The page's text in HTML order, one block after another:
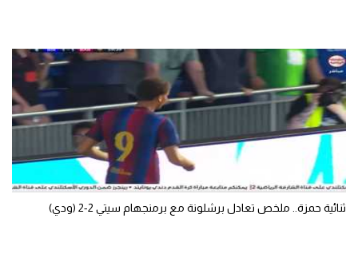
الوطن العربي
في المونديال
رياضة نسائية
آسيا
أمريكا
ركن الألعاب
ثنائية حمزة.. ملخص تعادل برشلونة مع برمنجهام سيتي 2-2 (ودي)